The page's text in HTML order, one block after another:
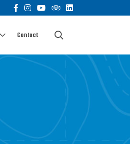
Contact